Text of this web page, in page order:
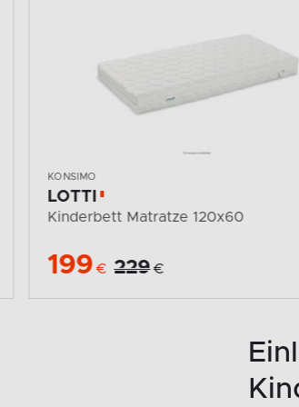
KONSIMO
LOTTI
Weißes Babybett 140x70
779 € 899 €